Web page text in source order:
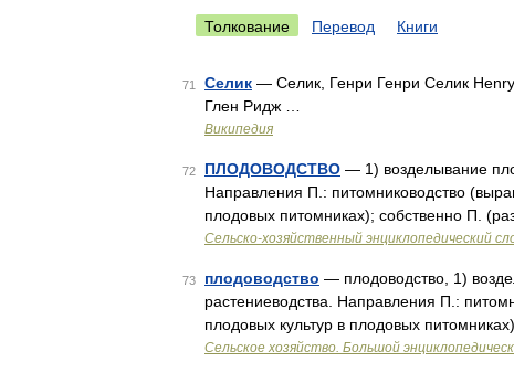
Толкование Перевод Книги
71 Селик — Селик, Генри Генри Селик
Глен Ридж …
Википедия
72 ПЛОДОВОДСТВО — 1) возделывание
Направления П.: питомниководство
плодовых питомниках); собственно П.
Сельско-хозяйственный энциклопедический
73 плодоводство — плодоводство, 1)
растениеводства. Направления П.:
плодовых культур в плодовых
Сельское хозяйство. Большой